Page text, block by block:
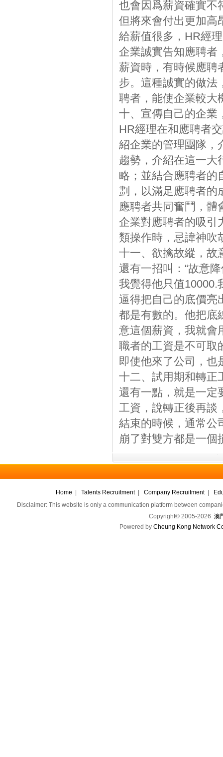
也會因爲薪資確實不
但將來會付出更加高
給薪值很多，HR經
企業誠實告知應聘者
薪資時，有時候應聘
步。這種誠實的做法
聘者，能使企業較大
十、宣傳自己的企業
HR經理在和應聘者
紹企業的管理團隊，
趨勢，介紹在這一大
略；並結合應聘者的
劃，以滿足應聘者的
應聘者共同奮鬥，體
企業對應聘者的吸引
類操作時，忌諱神吹
十一、欲擒故縱，故
還有一招叫：“故意
我覺得他只值10000.
逼得把自己的底價亮
都是有數的。他把底
意這個薪資，我就會
職者的工資是不可取
即使他來了公司，也
十二、試用期和轉正
還有一點，就是一定
工資，說轉正後再談
結束的時候，通常公
崩了對雙方都是一個
Home Talents Recruitment| Company Recruitment|
Disclaimer: This website is only a communication platform between
Copyright© 2005-2026 澳
Powered by Cheung Kong Network